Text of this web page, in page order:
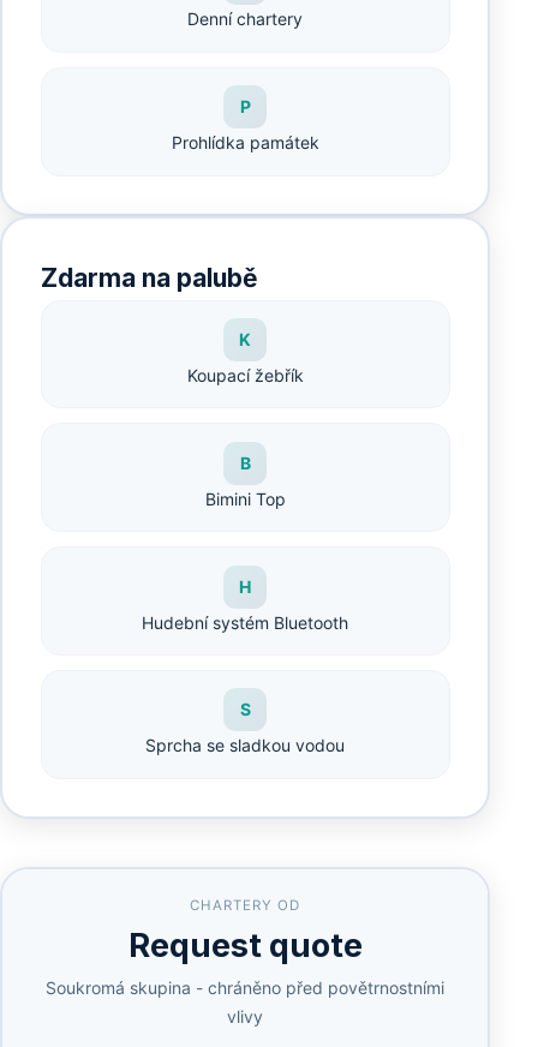
Denní chartery
P
Prohlídka památek
Zdarma na palubě
K
Koupací žebřík
B
Bimini Top
H
Hudební systém Bluetooth
S
Sprcha se sladkou vodou
CHARTERY OD
Request quote
Soukromá skupina - chráněno před povětrnostními
vlivy